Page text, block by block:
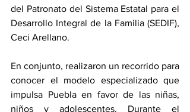
del Patronato del Sistema Estatal para el
Desarrollo Integral de la Familia (SEDIF),
Ceci Arellano.
En conjunto, realizaron un recorrido para
conocer el modelo especializado que
impulsa Puebla en favor de las niñas,
niños y adolescentes. Durante el